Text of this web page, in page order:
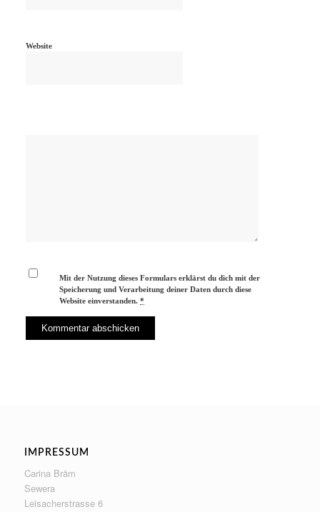
Website
Mit der Nutzung dieses Formulars erklärst du dich mit der
Speicherung und Verarbeitung deiner Daten durch diese
Website einverstanden.*
IMPRESSUM
Carina Bräm
Sewera
Leisacherstrasse 6